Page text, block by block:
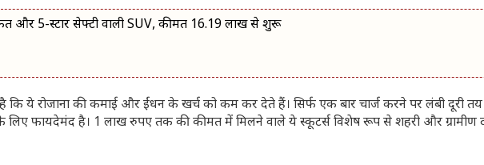
और 5-स्टार सेफ्टी वाली SUV, कीमत 16.19 लाख से शुरू
कि ये रोजाना की कमाई और ईंधन के खर्च को कम कर देते हैं। सिर्फ एक बार चार्ज करने पर लंबी दूरी
फायदेमंद है। 1 लाख रुपए तक की कीमत में मिलने वाले ये स्कूटर्स विशेष रूप से शहरी और ग्रामीण